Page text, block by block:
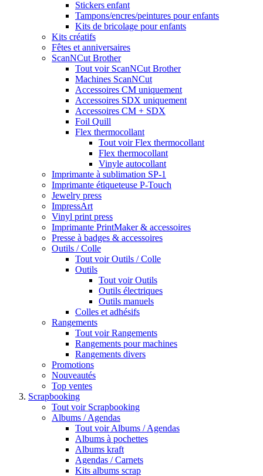
Stickers enfant
Tampons/encres/peintures pour enfants
Kits de bricolage pour enfants
Kits créatifs
Fêtes et anniversaires
ScanNCut Brother
Tout voir ScanNCut Brother
Machines ScanNCut
Accessoires CM uniquement
Accessoires SDX uniquement
Accessoires CM + SDX
Foil Quill
Flex thermocollant
Tout voir Flex thermocollant
Flex thermocollant
Vinyle autocollant
Imprimante à sublimation SP-1
Imprimante étiqueteuse P-Touch
Jewelry press
ImpressArt
Vinyl print press
Imprimante PrintMaker & accessoires
Presse à badges & accessoires
Outils / Colle
Tout voir Outils / Colle
Outils
Tout voir Outils
Outils électriques
Outils manuels
Colles et adhésifs
Rangements
Tout voir Rangements
Rangements pour machines
Rangements divers
Promotions
Nouveautés
Top ventes
Scrapbooking
Tout voir Scrapbooking
Albums / Agendas
Tout voir Albums / Agendas
Albums à pochettes
Albums kraft
Agendas / Carnets
Kits albums scrap